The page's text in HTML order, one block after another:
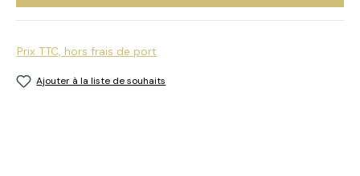
Prix TTC, hors frais de port
Ajouter à la liste de souhaits